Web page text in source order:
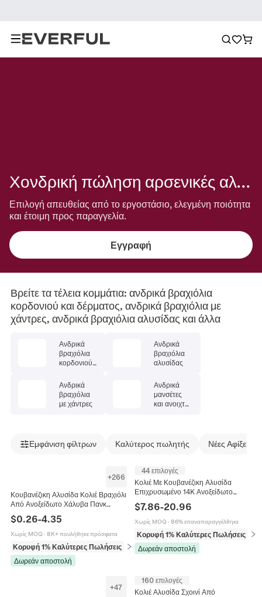
Χονδρική πώληση αρσενικές αλυσίδες
Επιλογή απευθείας από το εργοστάσιο, ελεγμένη ποιότητα
και έτοιμη προς παραγγελία.
Εγγραφή
Βρείτε τα τέλεια κομμάτια: ανδρικά βραχιόλια
κορδονιού και δέρματος, ανδρικά βραχιόλια με
χάντρες, ανδρικά βραχιόλια αλυσίδας και άλλα
Ανδρικά
βραχιόλια
κορδονιού
δέρματος
Ανδρικά
βραχιόλια
με χάντρες
Ανδρικά
βραχιόλια
αλυσίδας
Ανδρικά
μανσέτες
και ανοιχτά
Εμφάνιση φίλτρων Καλύτερος πωλητής Νέες Αφίξεις
+266
Κουβανέζικη Αλυσίδα Κολιέ Βραχιόλι
Από Ανοξείδωτο Χάλυβα Πανκ
Ανθεκτικά Επίπεδα Κοσμήματα Για
Άνδρες Γυναίκες
$0.26-4.35
Χωρίς MOQ · 8K+ πουλήθηκε πρόσφατα
Κορυφή 1% Καλύτερες Πωλήσεις
σε Κολιέ
Δωρεάν αποστολή
44 επιλογές
Κολιέ Με Κουβανέζικη Αλυσίδα
Επιχρυσωμένο 14K Ανοξείδωτο
Ατσάλι Γυαλισμένο Λείο Κούμπωμα
Hip Hop Streetwear Κοσμήματα Για
Άνδρες
$7.86-20.96
Χωρίς MOQ · 86% επαναπαραγγέλθηκε
Κορυφή 1% Καλύτερες Πωλήσεις
σε
Δωρεάν αποστολή
+47
160 επιλογές
Κολιέ Αλυσίδα Σχοινί Από